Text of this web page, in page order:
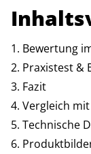
Bewertung
Praxistest &
Fazit
Vergleich
Technische